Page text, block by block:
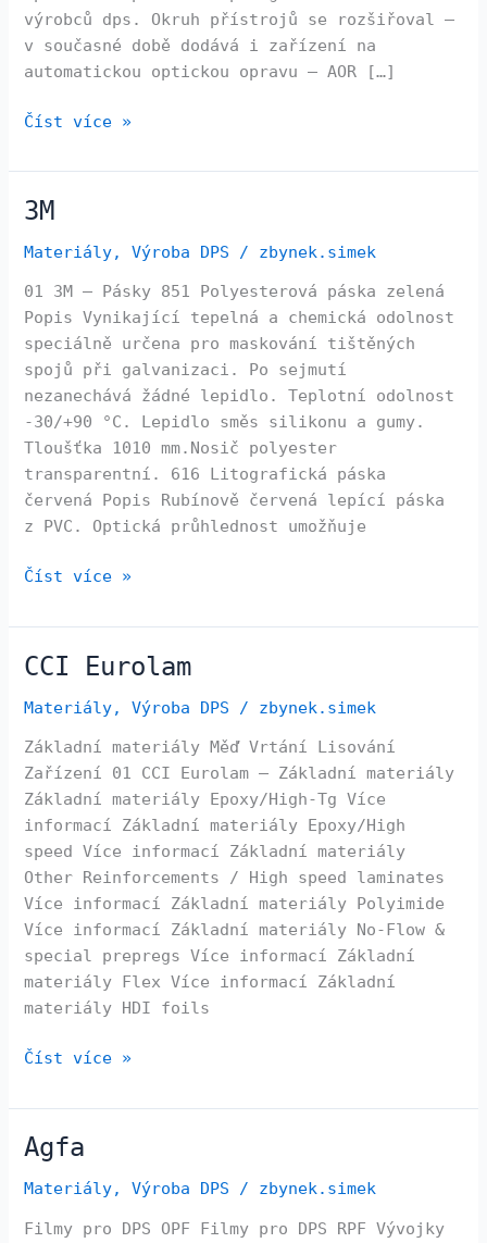
výrobců dps. Okruh přístrojů se rozšiřoval –
v současné době dodává i zařízení na
automatickou optickou opravu – AOR […]
Číst více »
3M
Materiály,Výroba DPS / zbynek.simek
01 3M – Pásky 851 Polyesterová páska zelená
Popis Vynikající tepelná a chemická odolnost
speciálně určena pro maskování tištěných
spojů při galvanizaci. Po sejmutí
nezanechává žádné lepidlo. Teplotní odolnost
-30/+90 °C. Lepidlo směs silikonu a gumy.
Tloušťka 1010 mm.Nosič polyester
transparentní. 616 Litografická páska
červená Popis Rubínově červená lepící páska
z PVC. Optická průhlednost umožňuje
3M
Číst více »
CCI Eurolam
Materiály,Výroba DPS / zbynek.simek
Základní materiály Měď Vrtání Lisování
Zařízení 01 CCI Eurolam – Základní materiály
Základní materiály Epoxy/High-Tg Více
informací Základní materiály Epoxy/High
speed Více informací Základní materiály
Other Reinforcements / High speed laminates
Více informací Základní materiály Polyimide
Více informací Základní materiály No-Flow &
special prepregs Více informací Základní
materiály Flex Více informací Základní
materiály HDI foils
CCI
Číst více »
Agfa
Materiály,Výroba DPS / zbynek.simek
Filmy pro DPS OPF Filmy pro DPS RPF Vývojky
Agfa